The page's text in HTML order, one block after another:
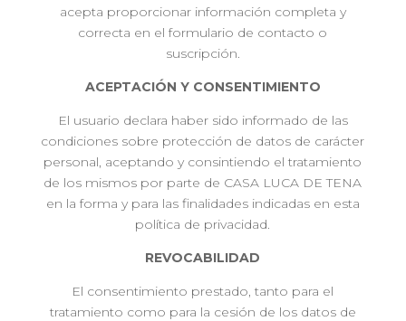
acepta proporcionar información completa y
correcta en el formulario de contacto o
suscripción.
ACEPTACIÓN Y CONSENTIMIENTO
El usuario declara haber sido informado de las
condiciones sobre protección de datos de carácter
personal, aceptando y consintiendo el tratamiento
de los mismos por parte de CASA LUCA DE TENA
en la forma y para las finalidades indicadas en esta
política de privacidad.
REVOCABILIDAD
El consentimiento prestado, tanto para el
tratamiento como para la cesión de los datos de